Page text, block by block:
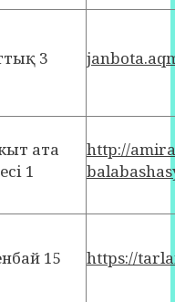
3
ата
1
http://
15 https://